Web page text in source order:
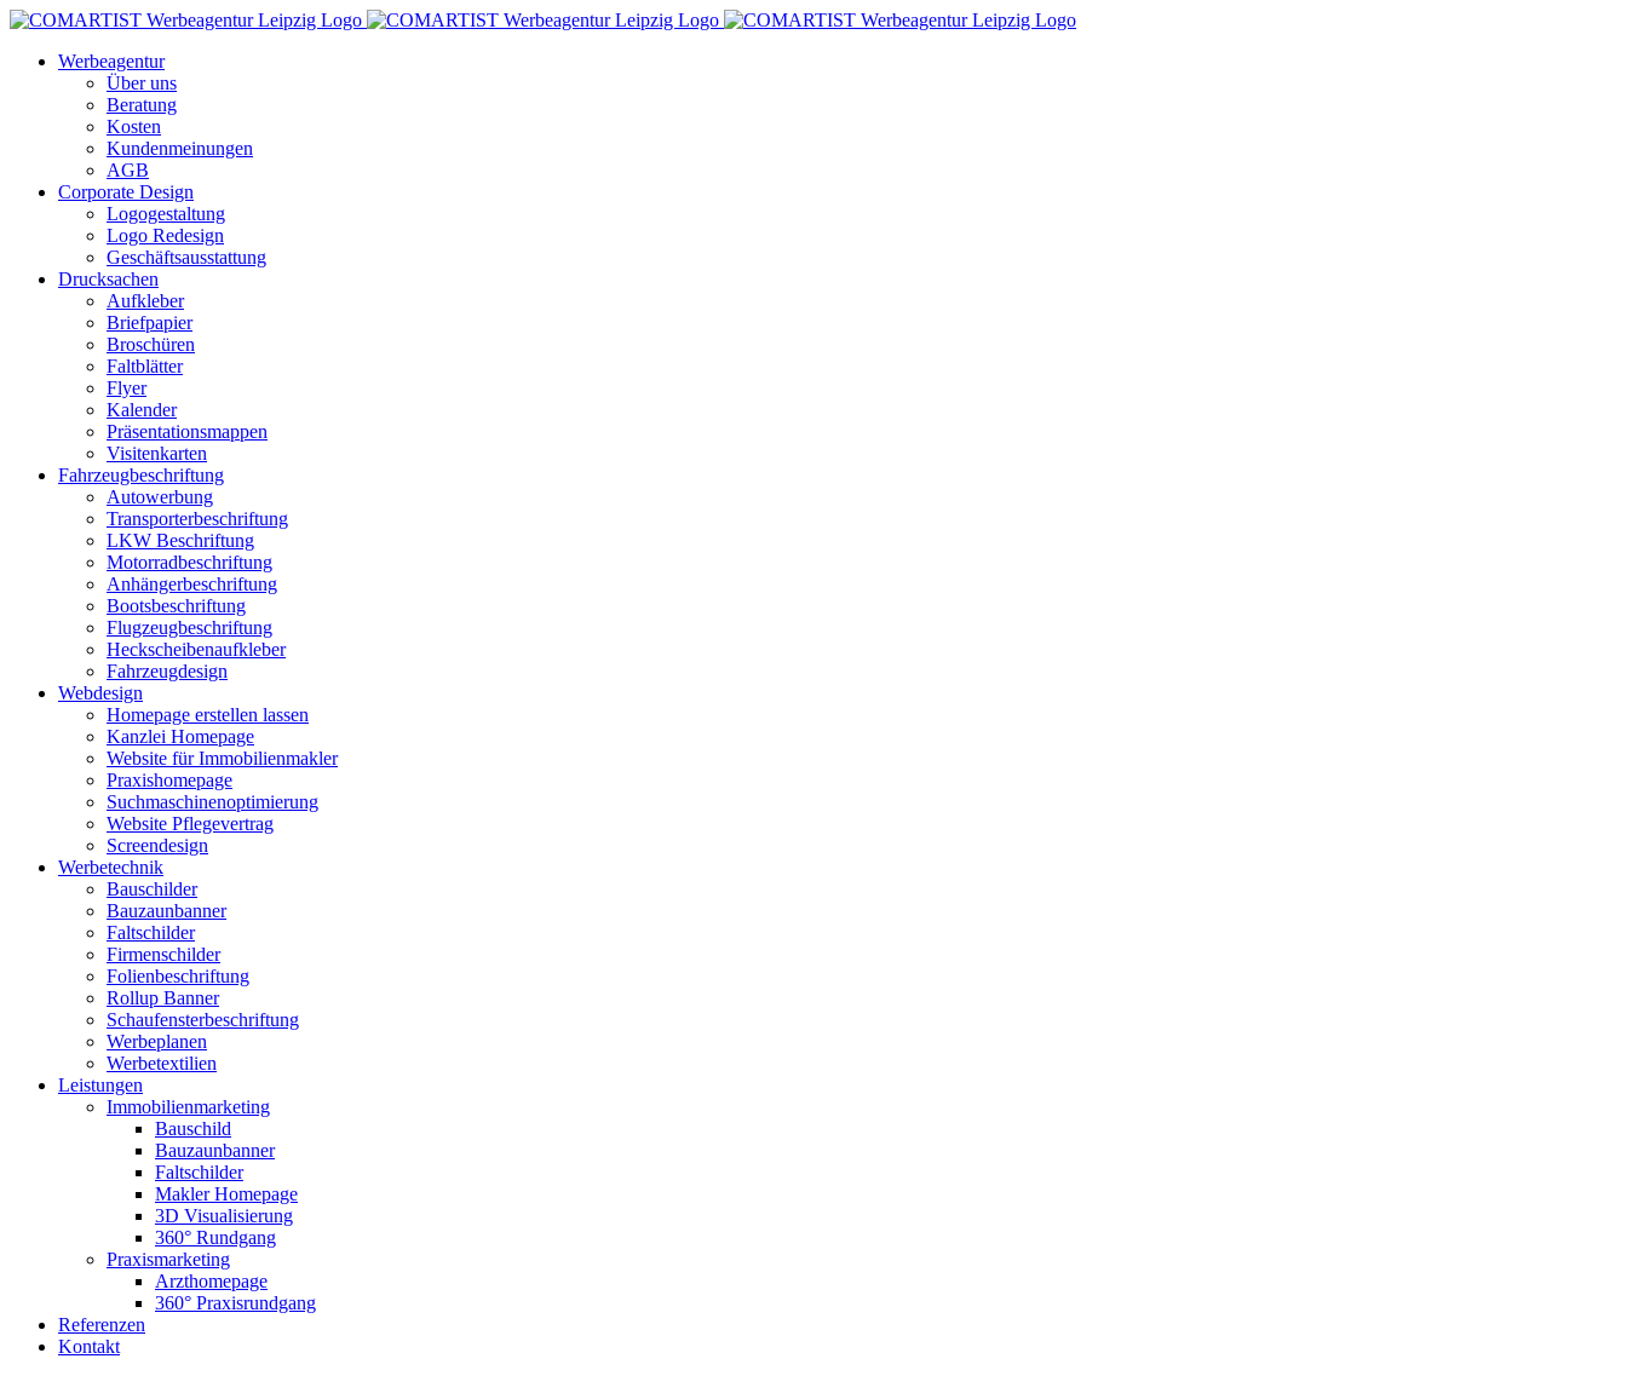
Zum
springenWerbeagentur
Über uns
Beratung
Kosten
Kundenmeinungen
AGB
Corporate Design
Logogestaltung
Logo Redesign
Geschäftsausstattung
Drucksachen
Aufkleber
Briefpapier
Broschüren
Faltblätter
Flyer
Kalender
Präsentationsmappen
Visitenkarten
Fahrzeugbeschriftung
Autowerbung
Transporterbeschriftung
LKW Beschriftung
Motorradbeschriftung
Anhängerbeschriftung
Bootsbeschriftung
Flugzeugbeschriftung
Heckscheibenaufkleber
Fahrzeugdesign
Webdesign
Homepage erstellen lassen
Kanzlei Homepage
Website für Immobilienmakler
Praxishomepage
Suchmaschinenoptimierung
Website Pflegevertrag
Screendesign
Werbetechnik
Bauschilder
Bauzaunbanner
Faltschilder
Firmenschilder
Folienbeschriftung
Rollup Banner
Schaufensterbeschriftung
Werbeplanen
Werbetextilien
Leistungen
Immobilienmarketing
Bauschild
Bauzaunbanner
Faltschilder
Makler Homepage
3D Visualisierung
360° Rundgang
Praxismarketing
Arzthomepage
360° Praxisrundgang
Referenzen
Kontakt